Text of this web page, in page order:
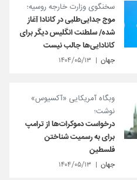
سخنگوی وزارت خارجه روسیه؛
موج جدایی‌طلبی در کانادا آغاز
شده/ سلطنت انگلیس دیگر برای
کانادایی‌ها جالب نیست
جهان ۱۴۰۴/۰۵/۱۳
وبگاه آمریکایی «آکسیوس»
نوشت؛
درخواست دموکرات‌ها از ترامپ
برای به رسمیت شناختن
فلسطین
جهان ۱۴۰۴/۰۵/۱۳